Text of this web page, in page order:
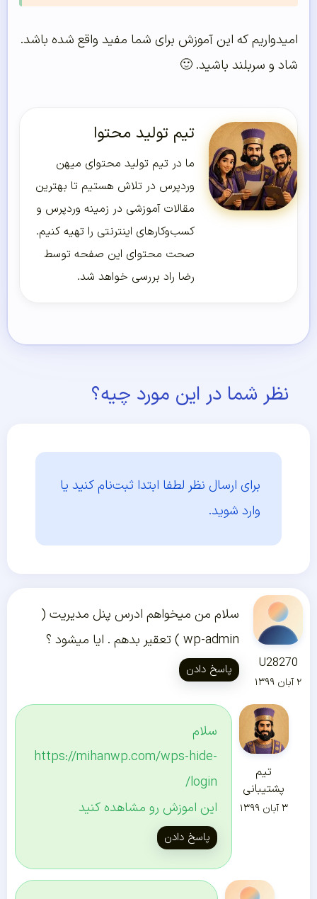
امیدواریم که این آموزش برای شما مفید واقع شده باشد.
شاد و سربلند باشید. 🙂
تیم تولید محتوا
ما در تیم تولید محتوای میهن
وردپرس در تلاش هستیم تا بهترین
مقالات آموزشی در زمینه وردپرس و
کسب‌و‌کارهای اینترنتی را تهیه کنیم.
صحت محتوای این صفحه توسط
رضا راد بررسی خواهد شد.
نظر شما در این مورد چیه؟
برای ارسال نظر لطفا ابتدا ثبت‌نام کنید یا
وارد شوید.
U28270
۲ آبان ۱۳۹۹
سلام من میخواهم ادرس پنل مدیریت (
wp-admin ) تعقیر بدهم . ایا میشود ؟
پاسخ دادن
تیم
پشتیبانی
۳ آبان ۱۳۹۹
سلام
https://mihanwp.com/wps-hide-
login/
این اموزش رو مشاهده کنید
پاسخ دادن